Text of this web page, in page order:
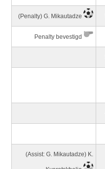
(Penalty) G. Mikautadze
Penalty bevestigd
(Assist: G. Mikautadze) K.